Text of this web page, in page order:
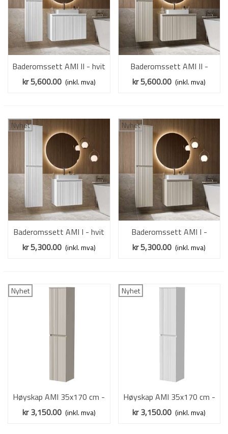
Baderomssett AMI II - hvit
matt - 2 deler
kr 5,600.00 (inkl. mva)
Baderomssett AMI II -
cashmere - 2 deler
kr 5,600.00 (inkl. mva)
Nyhet
Baderomssett AMI I - hvit
matt - 2 deler
kr 5,300.00 (inkl. mva)
Nyhet
Baderomssett AMI I -
cashmere - 2 deler
kr 5,300.00 (inkl. mva)
Nyhet
Høyskap AMI 35x170 cm -
cashmere - 2 dører
kr 3,150.00 (inkl. mva)
Nyhet
Høyskap AMI 35x170 cm -
hvit matt - 2 dører
kr 3,150.00 (inkl. mva)